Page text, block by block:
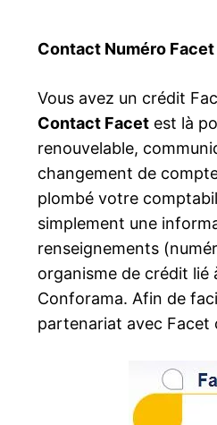
Contact Numéro Facet
Vous avez un crédit
Contact Facet est là
renouvelable,
changement de
plombé votre
simplement une
renseignements
organisme de crédit lié
Conforama. Afin de
partenariat avec Facet